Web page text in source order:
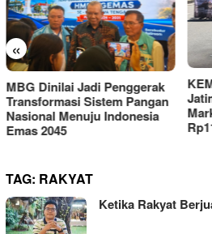
«
KEMAKI Geruduk Kejati
Jatim, Desak Usut Dugaan
Mark-up Anggaran Dishub
Rp111 Miliar
TAG: RAKYAT
Ketika Rakyat